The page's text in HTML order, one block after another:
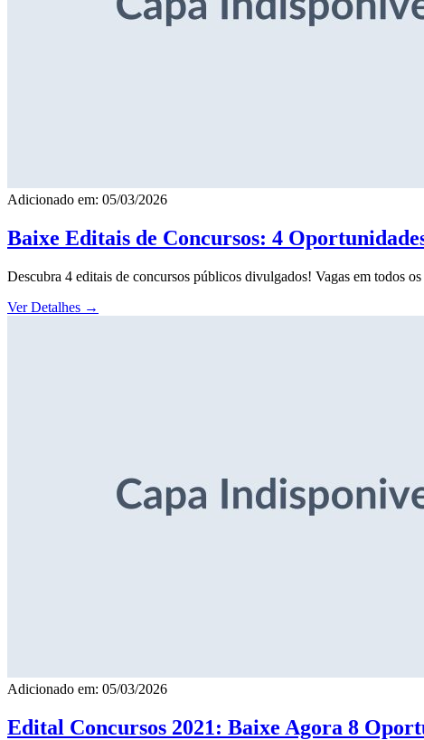
Adicionado em: 05/03/2026
Baixe Editais de Concursos: 4
Descubra 4 editais de concursos públicos divulgados! Vagas em todos
Ver Detalhes →
Adicionado em: 05/03/2026
Edital Concursos 2021: Baixe Agora 8